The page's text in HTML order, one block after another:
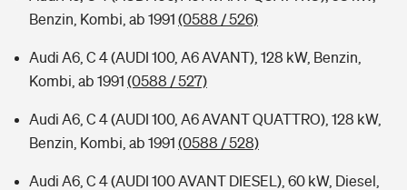
Benzin, Kombi, ab 1991 (0588 / 526)
Audi A6, C 4 (AUDI 100, A6 AVANT), 128 kW, Benzin,
Kombi, ab 1991 (0588 / 527)
Audi A6, C 4 (AUDI 100, A6 AVANT QUATTRO), 128 kW,
Benzin, Kombi, ab 1991 (0588 / 528)
Audi A6, C 4 (AUDI 100 AVANT DIESEL), 60 kW, Diesel,